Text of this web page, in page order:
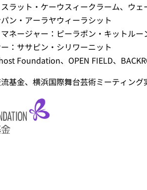
ラット・ケーウスィークラーム、ウェ
ン・アーラヤウィーラシット
ネージャー：ピーラポン・キットルー
：ササピン・シリワーニット
Foundation、OPEN FIELD、
基金、横浜国際舞台芸術ミーティング